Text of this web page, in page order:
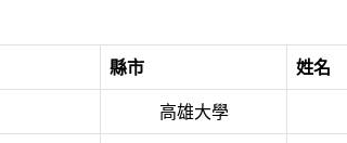
縣市 姓名
高雄大學